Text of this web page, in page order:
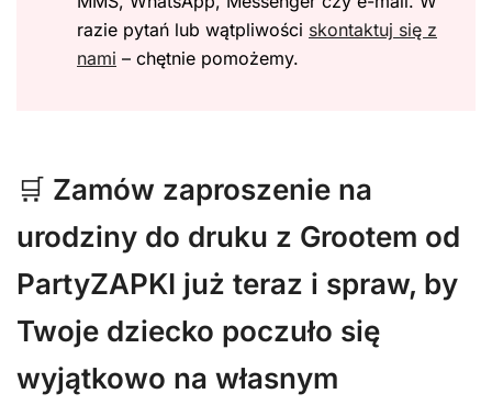
razie pytań lub wątpliwości skontaktuj się z
nami – chętnie pomożemy.
🛒 Zamów zaproszenie na
urodziny do druku z Grootem od
PartyZAPKI już teraz i spraw, by
Twoje dziecko poczuło się
wyjątkowo na własnym